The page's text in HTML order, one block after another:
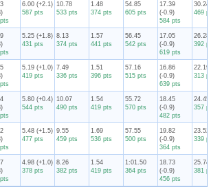
6.00 (+2.1)
587 pts
10.78
533 pts
1.48
374 pts
54.85
605 pts
17.39
(-0.9)
584 pts
30.24
469
5.25 (+1.8)
431 pts
8.13
374 pts
1.57
441 pts
56.45
542 pts
17.05
(-0.9)
619 pts
26.28
392
5.19 (+1.0)
419 pts
7.49
336 pts
1.51
396 pts
57.16
515 pts
16.86
(-0.9)
639 pts
22.19
313
5.80 (+0.4)
544 pts
10.07
490 pts
1.54
419 pts
55.72
570 pts
18.45
(-0.9)
482 pts
24.45
357
5.48 (+1.5)
477 pts
9.55
459 pts
1.69
536 pts
57.55
500 pts
19.82
(-0.9)
364 pts
23.52
339
4.98 (+1.0)
378 pts
8.26
382 pts
1.54
419 pts
1:01.50
364 pts
18.73
(-0.9)
456 pts
25.74
381